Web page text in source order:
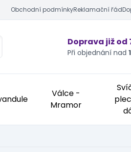
Obchodní podmínkyReklamační řád
Doprava již od
Při objednání nad
Válce -
Mramor